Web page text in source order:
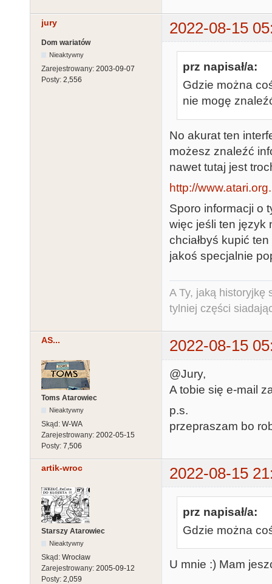
jury 2022-08-15
Dom wariatów
Nieaktywny
Zarejestrowany: 2003-09-07
Posty: 2,556
prz napisał/a:
Gdzie można
nie mogę
No akurat ten
możesz znaleźć
nawet tutaj jest
http://
Sporo informacji o
więc jeśli ten język
chciałbyś kupić
jakoś specjalnie
A Ty, jaką historyjkę
tylniej części
AS... 2022-08-15
Toms Atarowiec
Nieaktywny
Skąd: W-WA
Zarejestrowany: 2002-05-15
Posty: 7,506
@Jury,
A tobie się e-mail
p.s.
przepraszam bo
artik-wroc 2022-08-15
Starszy Atarowiec
Nieaktywny
Skąd: Wrocław
Zarejestrowany: 2005-09-12
Posty: 2,059
prz napisał/a:
Gdzie można
U mnie :) Mam